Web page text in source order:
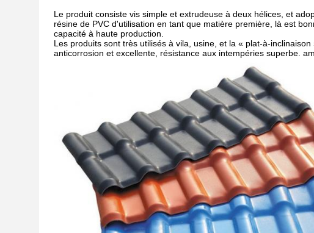
Le produit consiste vis simple et extrudeuse à deux hélices, et
résine de PVC d'utilisation en tant que matière première, là est
capacité à haute production.
Les produits sont très utilisés à vila, usine, et la « plat-à-
anticorrosion et excellente, résistance aux intempéries superbe.